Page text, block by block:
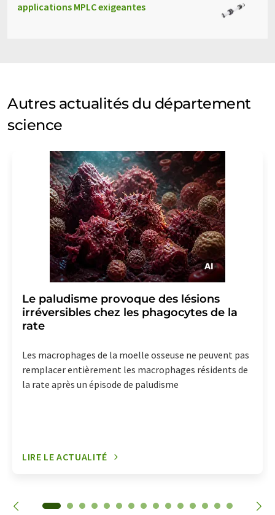
applications MPLC exigeantes
Autres actualités du département
science
Le paludisme provoque des lésions
irréversibles chez les phagocytes de la
rate
Les macrophages de la moelle osseuse ne peuvent pas
remplacer entièrement les macrophages résidents de
la rate après un épisode de paludisme
LIRE LE ACTUALITÉ